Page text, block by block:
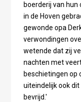
boerderij van hun
in de Hoven
gewonde opa
verwondingen
wetende dat zij
nachten met
beschietingen op
uiteindelijk ook
bevrijd.'